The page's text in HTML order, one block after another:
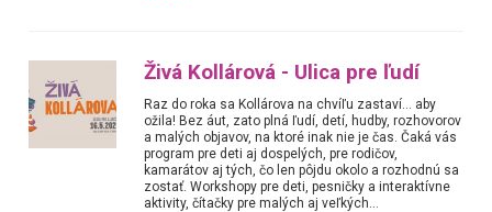
Živá Kollárová - Ulica pre ľudí
Raz do roka sa Kollárova na chvíľu zastaví... aby
ožila! Bez áut, zato plná ľudí, detí, hudby, rozhovorov
a malých objavov, na ktoré inak nie je čas. Čaká vás
program pre deti aj dospelých, pre rodičov,
kamarátov aj tých, čo len pôjdu okolo a rozhodnú sa
zostať. Workshopy pre deti, pesničky a interaktívne
aktivity, čítačky pre malých aj veľkých...